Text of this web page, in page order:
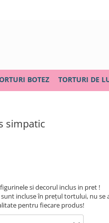
BOTEZ TORTURI DE
simpatic
si decorul inclus in pret !
incluse în prețul tortului, nu se
pentru fiecare produs!